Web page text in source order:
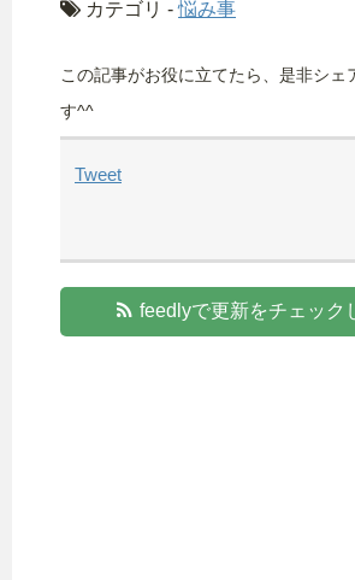
カテゴリ -悩み事
この記事がお役に立てたら、是非シェ
す^^
Tweet
feedlyで更新をチェック